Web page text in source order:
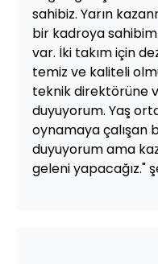
sahibiz. Yarın
bir kadroya
var. İki takım için
temiz ve kaliteli
teknik direktörüne
duyuyorum. Yaş
oynamaya çalışan
duyuyorum ama
geleni yapacağız."